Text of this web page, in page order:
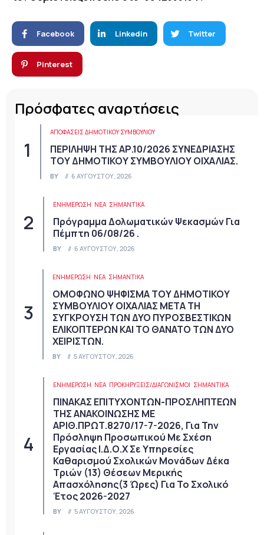
Facebook Linkedin Twitter
Pinterest
Πρόσφατες αναρτήσεις
ΑΠΟΦΆΣΕΙΣ ΔΗΜΟΤΙΚΟΎ ΣΥΜΒΟΥΛΊΟΥ
ΠΕΡΙΛΗΨΗ ΤΗΣ ΑΡ.10/2026 ΣΥΝΕΔΡΙΑΣΗΣ
ΤΟΥ ΔΗΜΟΤΙΚΟΥ ΣΥΜΒΟΥΛΙΟΥ ΟΙΧΑΛΙΑΣ.
BY 6 ΑΥΓΟΎΣΤΟΥ, 2026
ΕΝΗΜΕΡΩΣΗ ΝΈΑ ΣΗΜΑΝΤΙΚΆ
Πρόγραμμα Δολωματικών Ψεκασμών Για
Πέμπτη 06/08/26 .
BY 6 ΑΥΓΟΎΣΤΟΥ, 2026
ΕΝΗΜΕΡΩΣΗ ΝΈΑ ΣΗΜΑΝΤΙΚΆ
ΟΜΟΦΩΝΟ ΨΗΦΙΣΜΑ ΤΟΥ ΔΗΜΟΤΙΚΟΥ
ΣΥΜΒΟΥΛΙΟΥ ΟΙΧΑΛΙΑΣ ΜΕΤΑ ΤΗ
ΣΥΓΚΡΟΥΣΗ ΤΩΝ ΔΥΟ ΠΥΡΟΣΒΕΣΤΙΚΩΝ
ΕΛΙΚΟΠΤΕΡΩΝ ΚΑΙ ΤΟ ΘΑΝΑΤΟ ΤΩΝ ΔΥΟ
ΧΕΙΡΙΣΤΩΝ.
BY 5 ΑΥΓΟΎΣΤΟΥ, 2026
ΕΝΗΜΕΡΩΣΗ ΝΈΑ ΠΡΟΚΗΡΎΞΕΙΣ/ΔΙΑΓΩΝΙΣΜΟΊ ΣΗΜΑΝΤΙΚΆ
ΠΙΝΑΚΑΣ ΕΠΙΤΥΧΟΝΤΩΝ-ΠΡΟΣΛΗΠΤΕΩΝ
ΤΗΣ ΑΝΑΚΟΙΝΩΣΗΣ ΜΕ
ΑΡΙΘ.ΠΡΩΤ.8270/17-7-2026, Για Την
Πρόσληψη Προσωπικού Με Σχέση
Εργασίας Ι.Δ.Ο.Χ Σε Υπηρεσίες
Καθαρισμού Σχολικών Μονάδων Δέκα
Τριών (13) Θέσεων Μερικής
Απασχόλησης(3 Ώρες) Για Το Σχολικό
Έτος 2026-2027
BY 5 ΑΥΓΟΎΣΤΟΥ, 2026